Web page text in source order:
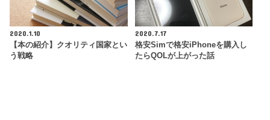
2020.1.10
【本の紹介】クオリティ国家とい
う戦略
2020.7.17
格安Simで格安iPhoneを購入し
たらQOLが上がった話